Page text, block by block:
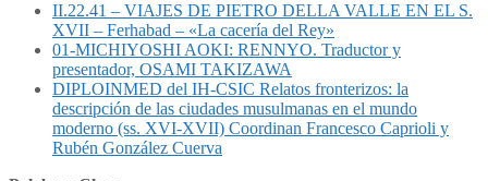
II.22.41 – VIAJES DE PIETRO DELLA VALLE EN EL S.
XVII – Ferhabad – «La cacería del Rey»
01-MICHIYOSHI AOKI: RENNYO. Traductor y
presentador, OSAMI TAKIZAWA
DIPLOINMED del IH-CSIC Relatos fronterizos: la
descripción de las ciudades musulmanas en el mundo
moderno (ss. XVI-XVII) Coordinan Francesco Caprioli y
Rubén González Cuerva